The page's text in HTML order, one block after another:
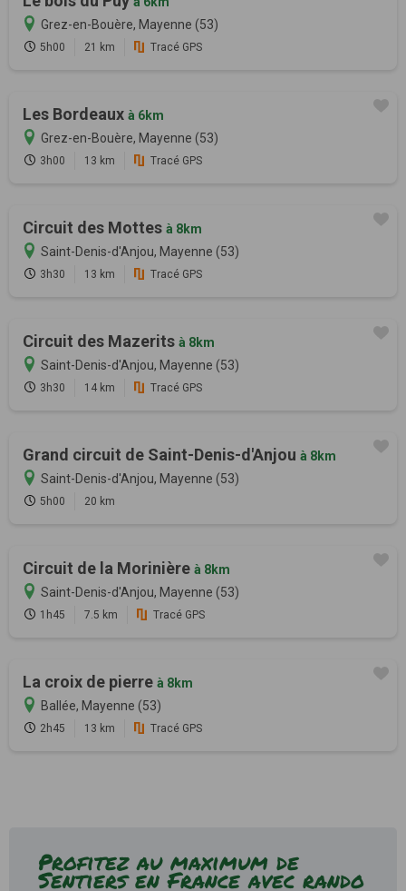
Grez-en-Bouère, Mayenne (53)
5h00 21 km Tracé GPS
Les Bordeaux à 6km
Grez-en-Bouère, Mayenne (53)
3h00 13 km Tracé GPS
Circuit des Mottes à 8km
Saint-Denis-d'Anjou, Mayenne (53)
3h30 13 km Tracé GPS
Circuit des Mazerits à 8km
Saint-Denis-d'Anjou, Mayenne (53)
3h30 14 km Tracé GPS
Grand circuit de Saint-Denis-d'Anjou à 8km
Saint-Denis-d'Anjou, Mayenne (53)
5h00 20 km
Circuit de la Morinière à 8km
Saint-Denis-d'Anjou, Mayenne (53)
1h45 7.5 km Tracé GPS
La croix de pierre à 8km
Ballée, Mayenne (53)
2h45 13 km Tracé GPS
Profitez au maximum de
Sentiers en France avec rando